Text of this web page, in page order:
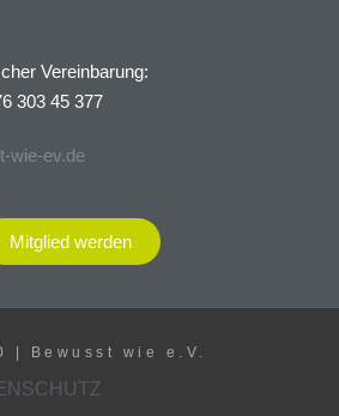
Vereinbarung:
303 45 377
wie-ev.de
Mitglied werden
| Bewusst wie e.V.